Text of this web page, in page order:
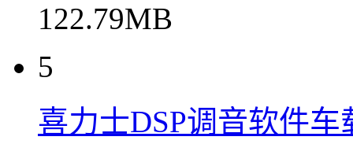
122.79MB
5
喜力士DSP调音软件